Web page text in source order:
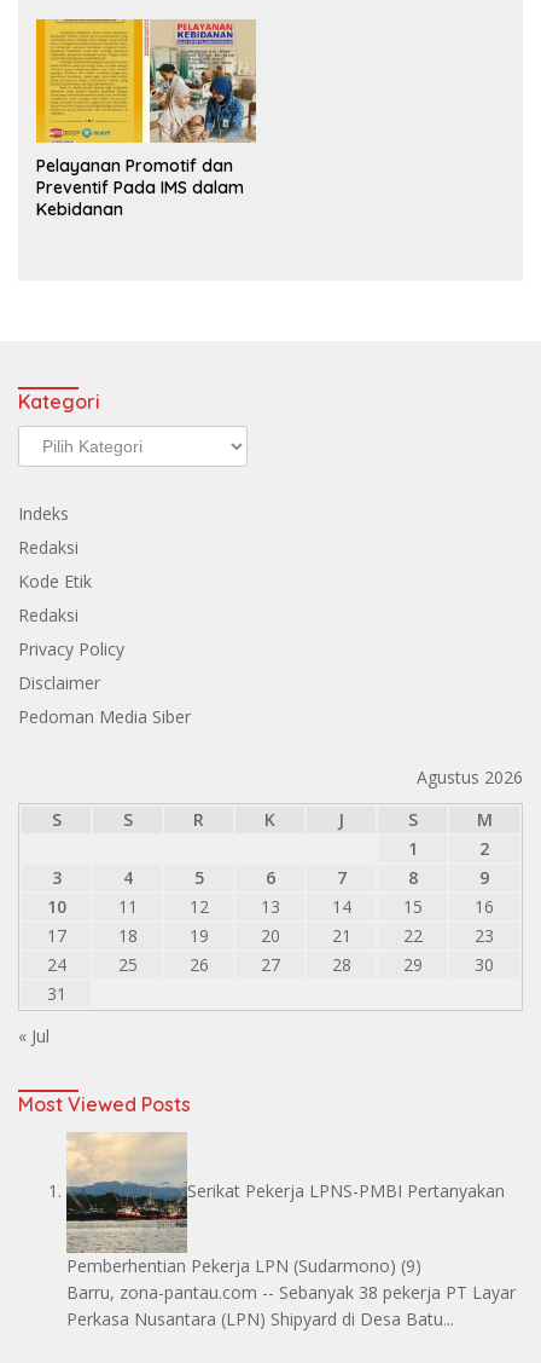
Pelayanan Promotif dan
Preventif Pada IMS dalam
Kebidanan
Kategori
Kategori
Indeks
Redaksi
Kode Etik
Redaksi
Privacy Policy
Disclaimer
Pedoman Media Siber
Agustus 2026
S
S R K J S
M
1
2
3
4 5 6 7 8
9
10
11 12 13 14 15
16
17
18 19 20 21 22
23
24
25 26 27 28 29
30
31
« Jul
Most Viewed Posts
Serikat Pekerja LPNS-PMBI Pertanyakan
Pemberhentian Pekerja LPN (Sudarmono) (9)
Barru, zona-pantau.com -- Sebanyak 38 pekerja PT Layar
Perkasa Nusantara (LPN) Shipyard di Desa Batu...